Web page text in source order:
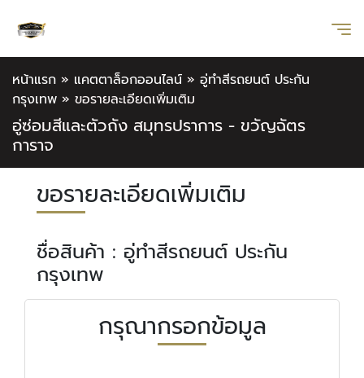
หน้าแรก » แคตตาล็อกออนไลน์ » อู่ทําสีรถยนต์ ประกัน
กรุงเทพ » ขอรายละเอียดเพิ่มเติม
อู่ซ่อมสีและตัวถัง สมุทรปราการ - ขวัญฉัตร
การาจ
ขอรายละเอียดเพิ่มเติม
ชื่อสินค้า : อู่ทําสีรถยนต์ ประกัน
กรุงเทพ
กรุณากรอกข้อมูล